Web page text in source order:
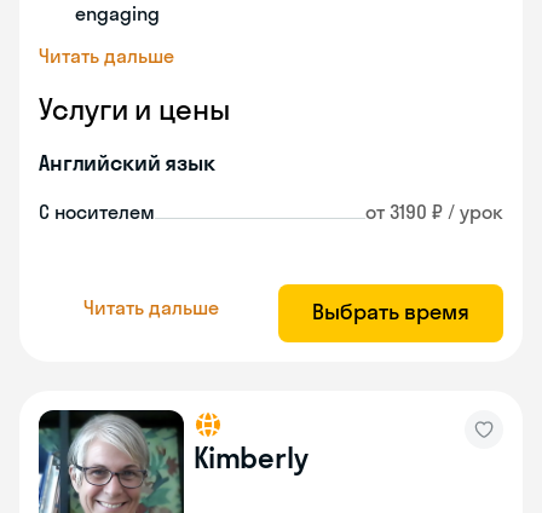
engaging
Читать дальше
Услуги и цены
Английский язык
С носителем от 3190 ₽ / урок
Читать дальше Выбрать время
Kimberly